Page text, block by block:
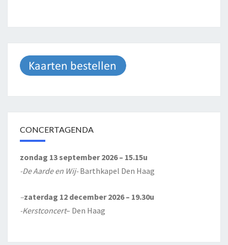
CONCERTAGENDA
zondag 13 september 2026 – 15.15u
-De Aarde en Wij-Barthkapel Den Haag
–zaterdag 12 december 2026 – 19.30u
-Kerstconcert– Den Haag